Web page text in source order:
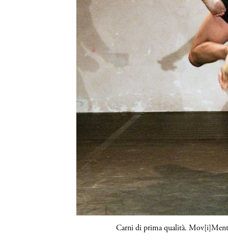
Carni di prima qualità. Mov[i]Ment